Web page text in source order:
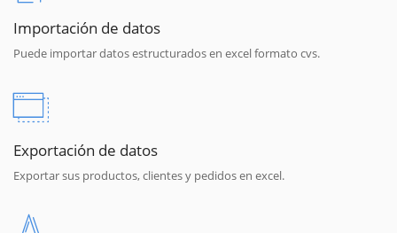
Importación de datos
Puede importar datos estructurados en excel formato cvs.
Exportación de datos
Exportar sus productos, clientes y pedidos en excel.